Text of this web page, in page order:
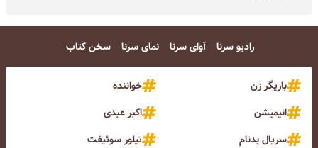
رادیو سرنا آوای سرنا نمای سرنا سخن کتاب
بازیگر زن
خواننده
انیمیشن
اکبر عبدی
سریال بدنام
تیلور سوئیفت